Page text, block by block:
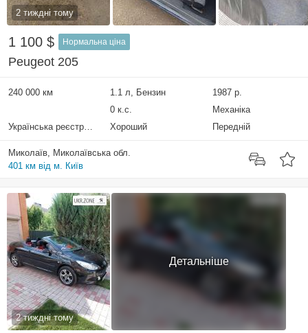
2 тиждні тому
1 100 $ Нормальна ціна
Peugeot 205
240 000 км 1.1 л, Бензин
1987 р.
0 к.с.
Механіка
Українська реєстрація
Хороший Передній
Миколаїв, Миколаївська обл.
401 км від м. Київ
2 тиждні тому
Детальніше